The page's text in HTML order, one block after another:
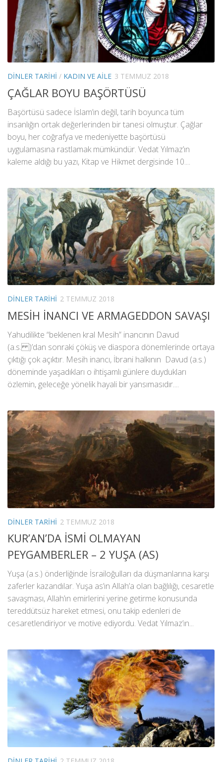
DINLER TARIHI / KADIN VE AILE 3 TEMMUZ 2018
ÇAĞLAR BOYU BAŞÖRTÜSÜ
Başörtüsü sadece İslam’ın değil, tarih boyunca tüm
insanlığın ortak değerlerinden bir tanesi olmuştur. Çağlar
boyu, her coğrafya ve medeniyette başörtüsü
uygulamasına rastlamak mümkündür. Vedat Yılmaz’ın
kaleme aldığı bu yazı, Kitap ve Hikmet dergisinde 10....
DINLER TARIHI 2 TEMMUZ 2018
MESİH İNANCI VE ARMAGEDDON SAVAŞI
Yahudilikte “beklenen kral Mesih” inancının Davud
(a.s. )’dan sonraki çöküş ve diaspora dönemlerinde ortaya
çıktığı çok açıktır. Mesih inancı, İbrani halkının Davud (a.s.)
döneminde yaşadıkları o ihtişamlı günlere duydukları
özlemin, geleceğe yönelik hayali bir yansımasıdır....
DINLER TARIHI 2 TEMMUZ 2018
KUR’AN’DA İSMİ OLMAYAN
PEYGAMBERLER – 2 YUŞA (AS)
Yuşa (a.s.) önderliğinde İsrailoğulları da düşmanlarına karşı
zaferler kazandılar. Yuşa as’ın Allah’a olan bağlılığı, cesaretle
savaşması, Allah’ın emirlerini yerine getirme konusunda
tereddütsüz hareket etmesi, onu takip edenleri de
cesaretlendiriyor ve motive ediyordu. Vedat Yılmaz’ın...